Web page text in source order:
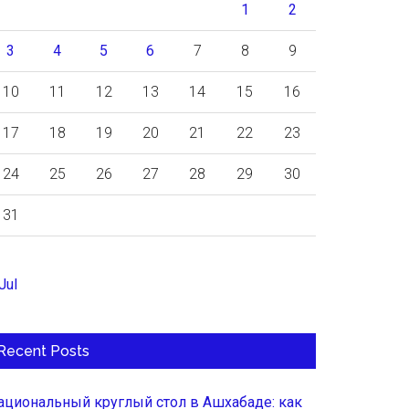
1 2
3 4 5 6 7 8 9
10 11 12 13 14 15 16
17 18 19 20 21 22 23
24 25 26 27 28 29 30
31
Posts
круглый стол в Ашхабаде: как